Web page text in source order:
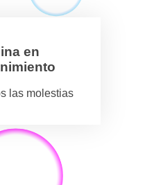
en
las molestias